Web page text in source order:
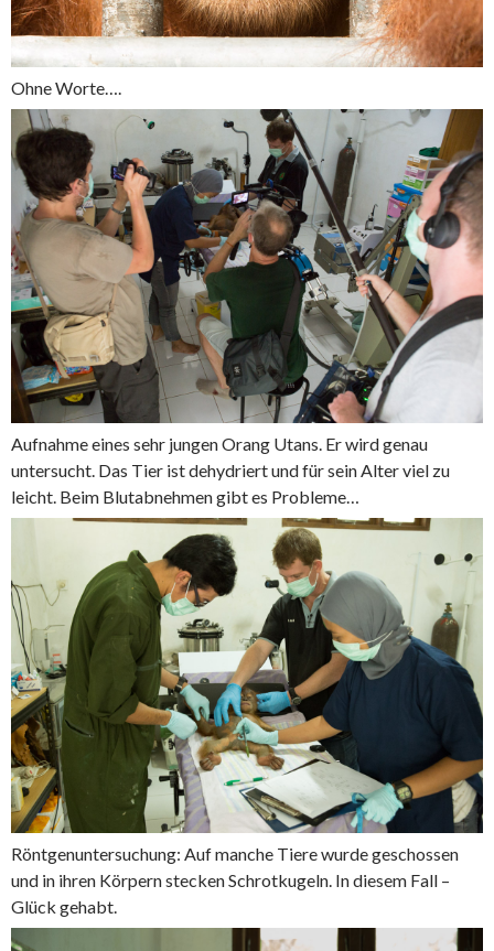
Ohne Worte….
Aufnahme eines sehr jungen Orang Utans. Er wird genau
untersucht. Das Tier ist dehydriert und für sein Alter viel zu
leicht. Beim Blutabnehmen gibt es Probleme…
Röntgenuntersuchung: Auf manche Tiere wurde geschossen
und in ihren Körpern stecken Schrotkugeln. In diesem Fall –
Glück gehabt.